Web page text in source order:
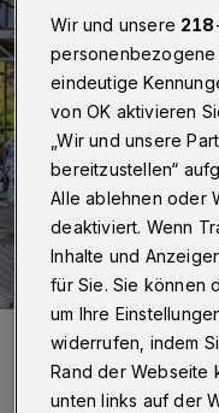
Die Teilnehmerinnen und
Wir und unsere 218
eindeutige
von OK aktivieren
„Wir und unsere
bereitzustellen“
Alle ablehnen oder
deaktiviert. Wenn
Inhalte und
für Sie. Sie können
um Ihre
widerrufen, indem
Rand der Webseite
unten links auf der